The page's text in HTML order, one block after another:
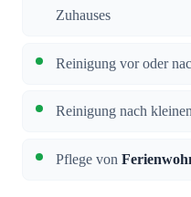
Zuhauses
Reinigung vor oder
Reinigung nach
Pflege von